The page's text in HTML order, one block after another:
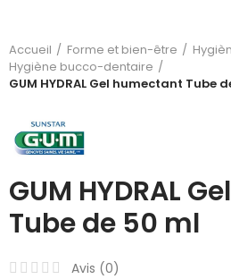
Accueil Forme et bien-être
Hygiène bucco-dentaire
GUM HYDRAL Gel humectant Tube
GUM HYDRAL
Tube de 50 ml
Avis (0)